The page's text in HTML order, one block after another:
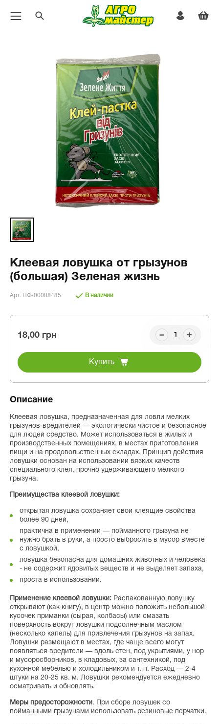
Клеевая ловушка от грызунов
(большая) Зеленая жизнь
Арт. НФ-00008485 В наличии
18,00 грн
Купить
Описание
Клеевая ловушка, предназначенная для ловли мелких
грызунов-вредителей — экологически чистое и безопасное
для людей средство. Может использоваться в жилых и
производственных помещениях, в местах приготовления
пищи и на продовольственных складах. Принцип действия
ловушки основан на использовании вязких качеств
специального клея, прочно удерживающего мелкого
грызуна.
Преимущества клеевой ловушки:
открытая ловушка сохраняет свои клеящие свойства
более 90 дней,
практична в применении — пойманного грызуна не
нужно брать в руки, а просто выбросить в мусор вместе
с ловушкой,
ловушка безопасна для домашних животных и человека
- не содержит ядовитых веществ и не выделяет запаха,
проста в использовании.
Применение клеевой ловушки: Распакованную ловушку
открывают (как книгу), в центр можно положить небольшой
кусочек приманки (сырая, колбасы) или смазать
поверхность вокруг ловушки подсолнечным маслом
(несколько капель) для привлечения грызунов на запах.
Ловушки размещают в местах, где чаще всего могут
появляться вредители — вдоль стен, под укрытиями, у нор
и мусоросборников, в кладовых, за сантехникой, под
кухонной мебелью и холодильником и т. п. Расход — 2-4
штуки на 20-25 кв. м. Ловушки рекомендуется ежедневно
осматривать и обновлять.
Меры предосторожности. При сборе ловушек со
пойманными грызунами использовать резиновые перчатки.